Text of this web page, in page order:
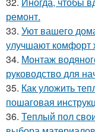
ремонт.
33. Уют вашего
улучшают
34. Монтаж
руководство для
35. Как уложить
пошаговая
36. Теплый пол